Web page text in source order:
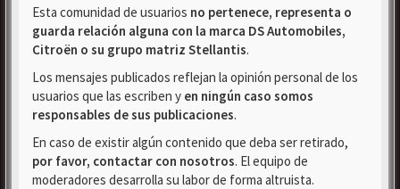
Esta comunidad de usuarios no pertenece, representa o
guarda relación alguna con la marca DS Automobiles,
Citroën o su grupo matriz Stellantis.
Los mensajes publicados reflejan la opinión personal de los
usuarios que las escriben y en ningún caso somos
responsables de sus publicaciones.
En caso de existir algún contenido que deba ser retirado,
por favor, contactar con nosotros. El equipo de
moderadores desarrolla su labor de forma altruista.